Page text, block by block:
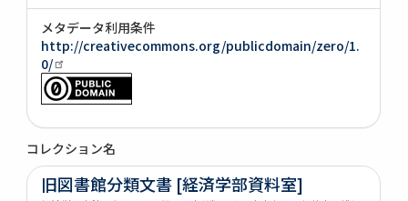
メタデータ利用条件
http://creativecommons.org/publicdomain/zero/1.
0/
コレクション名
旧図書館分類文書 [経済学部資料室]